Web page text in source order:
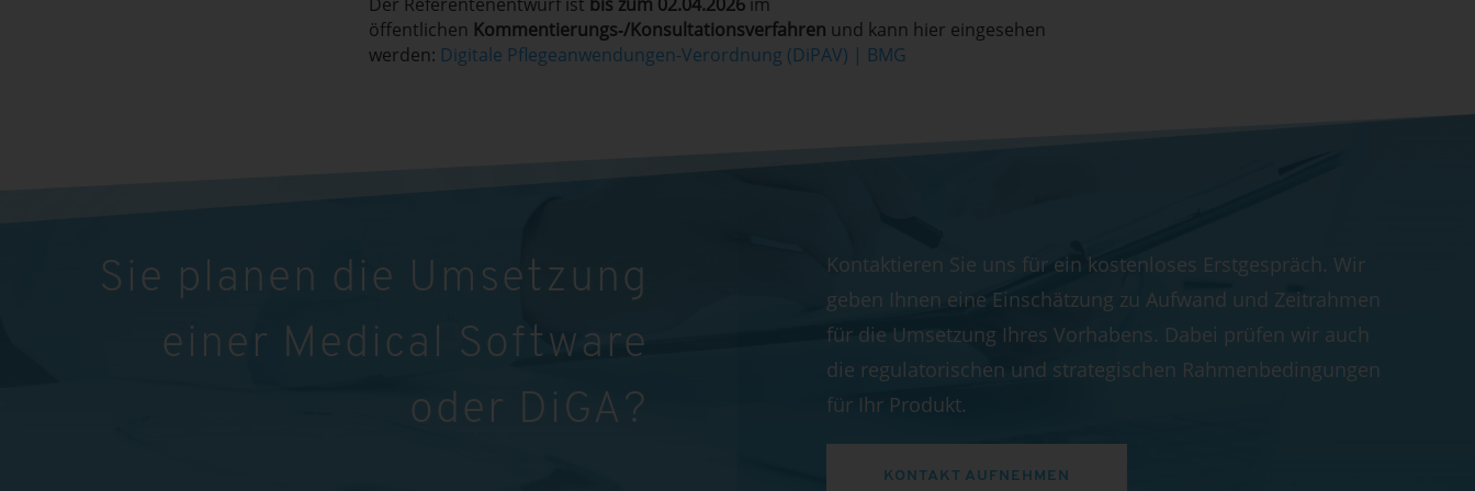
öffentlichen Kommentierungs‑/Konsultationsverfahren und kann hier eingesehen
werden: Digitale Pflegeanwendungen-Verordnung (DiPAV) | BMG
Sie planen die Umsetzung
einer Medical Software
oder DiGA?
Kontaktieren Sie uns für ein kostenloses Erstgespräch. Wir
geben Ihnen eine Einschätzung zu Aufwand und Zeitrahmen
für die Umsetzung Ihres Vorhabens. Dabei prüfen wir auch
die regulatorischen und strategischen Rahmenbedingungen
für Ihr Produkt.
KONTAKT AUFNEHMEN